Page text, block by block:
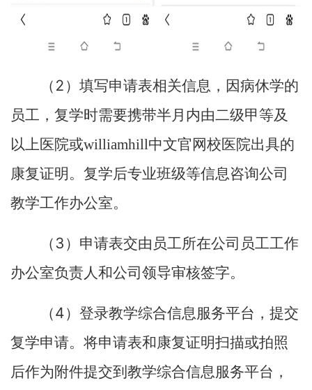
（ 2 ）填写申请表相关信息，因病休学的
员工，复学时需要携带半月内由二级甲等及
以上医院或williamhill中文官网校医院出具的
康复证明。复学后专业班级等信息咨询公司
教学工作办公室。
（3 ）申请表交由员工所在公司员工工作
办公室负责人和公司领导审核签字。
（4）登录教学综合信息服务平台，提交
复学申请。将申请表和康复证明扫描或拍照
后作为附件提交到教学综合信息服务平台，